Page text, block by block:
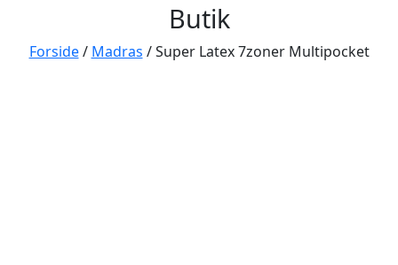
Butik
Forside/ Madras / Super Latex 7zoner Multipocket